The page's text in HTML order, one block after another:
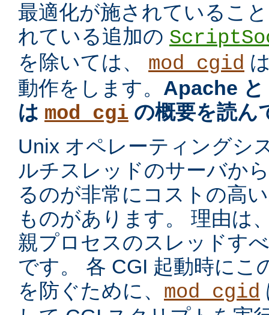
最適化が施されているこ
れている追加の
を除いては、 mod_cgid
動作をします。 Apache と
は mod_cgi の概要を読ん
Unix オペレーティングシ
ルチスレッドのサーバか
るのが非常にコストの高
ものがあります。 理由は
親プロセスのスレッドす
です。 各 CGI 起動時にこ
を防ぐために、 mod_cgid